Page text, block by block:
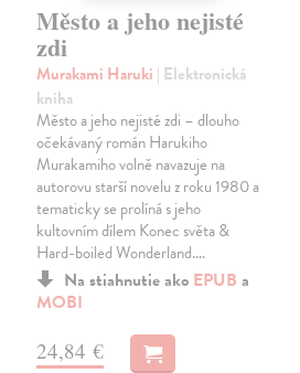
Město a jeho nejisté
zdi
Murakami Haruki | Elektronická
kniha
Město a jeho nejisté zdi – dlouho
očekávaný román Harukiho
Murakamiho volně navazuje na
autorovu starší novelu z roku 1980 a
tematicky se prolíná s jeho
kultovním dílem Konec světa &
Hard-boiled Wonderland.…
Na stiahnutie ako EPUB a
MOBI
24,84 €